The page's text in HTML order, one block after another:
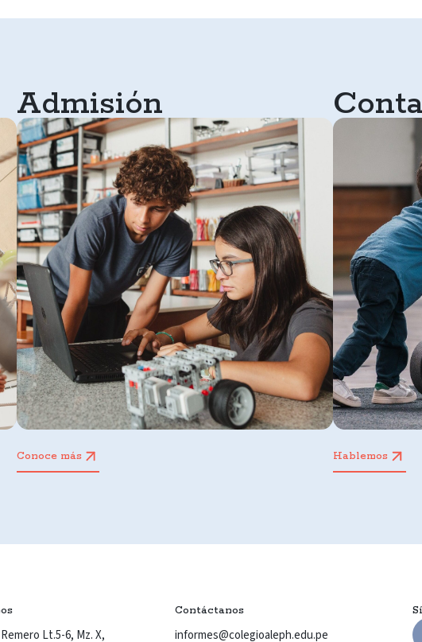
Admisión
Conoce más Hablemos
Lt.5-6, Mz. X,
Contáctanos
informes@colegioaleph.edu.pe